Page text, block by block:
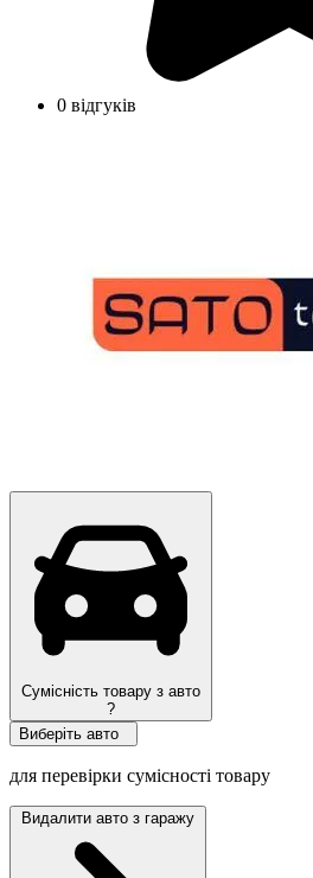
0 відгуків
Сумісність товару з авто
?
Виберіть авто
для перевірки сумісності товару
Видалити авто з гаражу